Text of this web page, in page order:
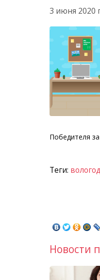
3 июня 2020
Победителя
Теги:
Новости